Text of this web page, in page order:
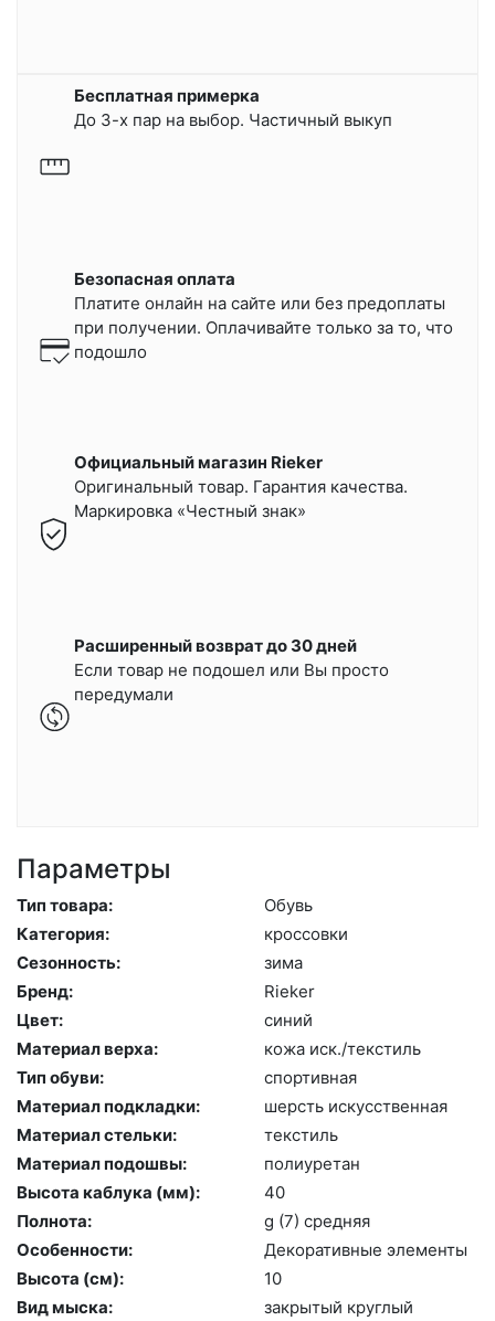
Бесплатная примерка
До 3-х пар на выбор. Частичный выкуп
Безопасная оплата
Платите онлайн на сайте или без предоплаты
при получении. Оплачивайте только за то, что
подошло
Официальный магазин Rieker
Оригинальный товар. Гарантия качества.
Маркировка «Честный знак»
Расширенный возврат до 30 дней
Если товар не подошел или Вы просто
передумали
Параметры
Тип товара:
Обувь
Категория:
крос­совки
Сезонность:
зи­ма
Бренд:
Ri­eker
Цвет:
си­ний
Материал верха:
ко­жа иск./текс­тиль
Тип обуви:
спор­тивная
Материал подкладки:
шерсть ис­кусс­твен­ная
Материал стельки:
текс­тиль
Материал подошвы:
по­ли­уре­тан
Высота каблука (мм):
40
Полнота:
g (7) сред­няя
Особенности:
Де­кора­тив­ные эле­мен­ты
Высота (cм):
10
Вид мыска:
зак­ры­тый круг­лый